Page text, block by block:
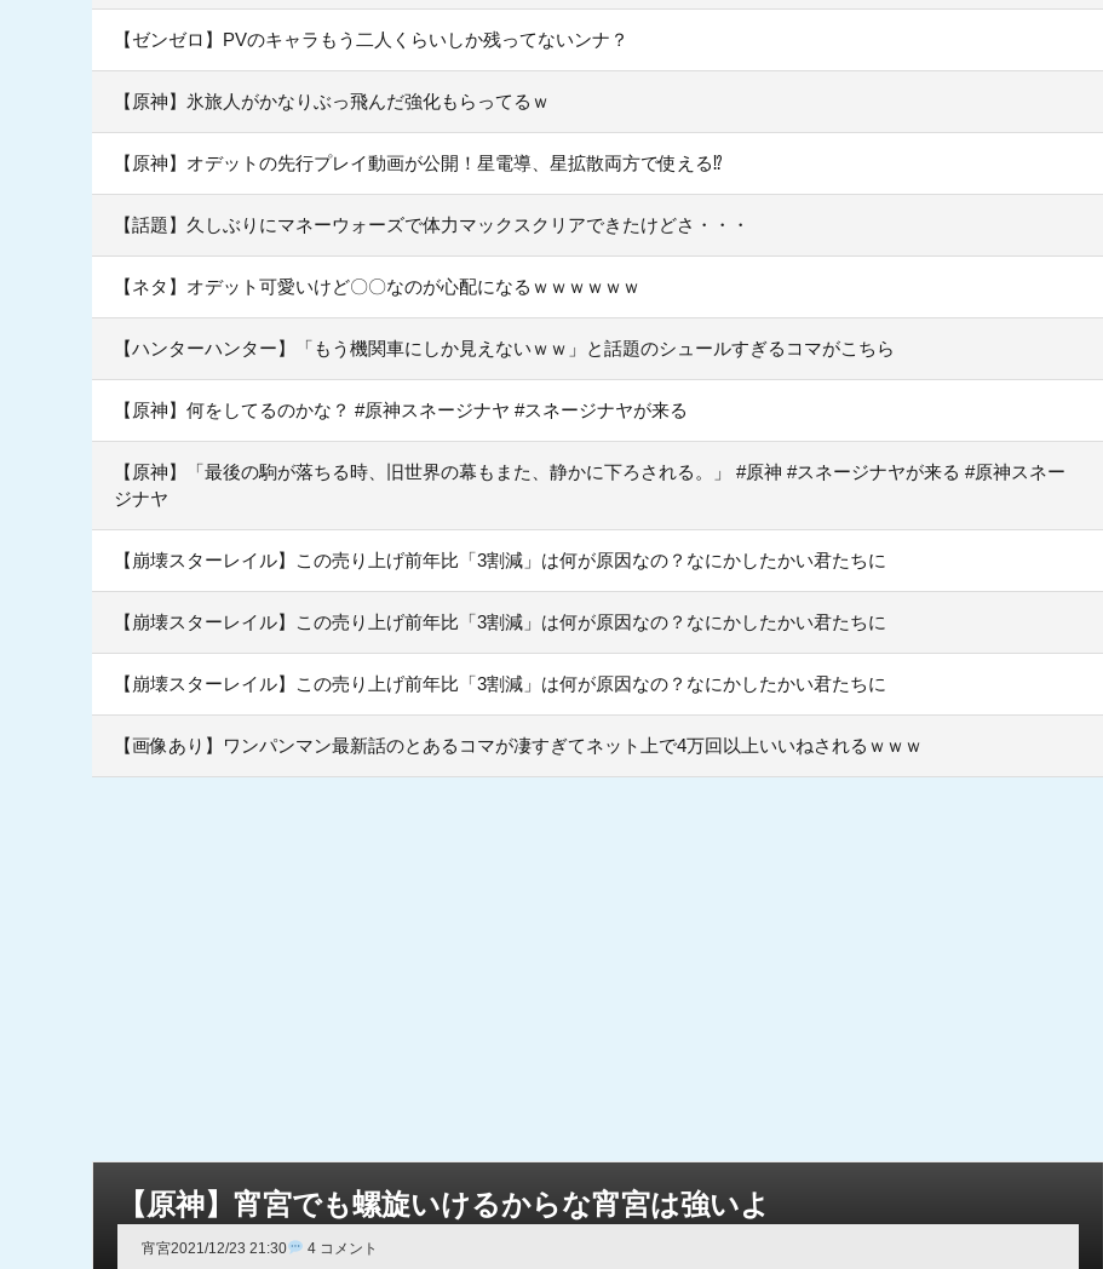
【ゼンゼロ】PVのキャラもう二人くらいしか残ってないンナ？
【原神】氷旅人がかなりぶっ飛んだ強化もらってるｗ
【原神】オデットの先行プレイ動画が公開！星電導、星拡散両方で使える⁉
【話題】久しぶりにマネーウォーズで体力マックスクリアできたけどさ・・・
【ネタ】オデット可愛いけど〇〇なのが心配になるｗｗｗｗｗｗ
【ハンターハンター】「もう機関車にしか見えないｗｗ」と話題のシュールすぎるコマがこちら
【原神】何をしてるのかな？ #原神スネージナヤ #スネージナヤが来る
【原神】「最後の駒が落ちる時、旧世界の幕もまた、静かに下ろされる。」 #原神 #スネージナヤが来る #原神スネー
ジナヤ
【崩壊スターレイル】この売り上げ前年比「3割減」は何が原因なの？なにかしたかい君たちに
【崩壊スターレイル】この売り上げ前年比「3割減」は何が原因なの？なにかしたかい君たちに
【崩壊スターレイル】この売り上げ前年比「3割減」は何が原因なの？なにかしたかい君たちに
【画像あり】ワンパンマン最新話のとあるコマが凄すぎてネット上で4万回以上いいねされるｗｗｗ
【原神】宵宮でも螺旋いけるからな宵宮は強いよ
宵宮2021/12/23 21:30 4 コメント